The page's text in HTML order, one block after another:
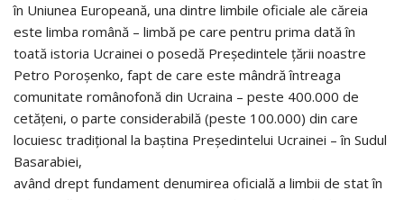
în Uniunea Europeană, una dintre limbile oficiale ale căreia
este limba română – limbă pe care pentru prima dată în
toată istoria Ucrainei o posedă Preşedintele ţării noastre
Petro Poroşenko, fapt de care este mândră întreaga
comunitate românofonă din Ucraina – peste 400.000 de
cetăţeni, o parte considerabilă (peste 100.000) din care
locuiesc tradiţional la baştina Preşedintelui Ucrainei – în Sudul
Basarabiei,
având drept fundament denumirea oficială a limbii de stat în